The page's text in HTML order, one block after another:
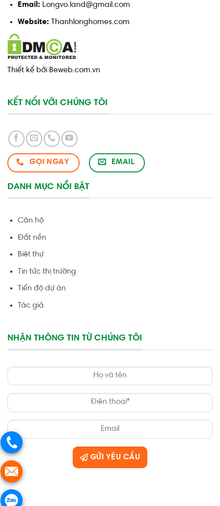
Email: Longvo.land@gmail.com
Website: Thanhlonghomes.com
Thiết kế bởi Beweb.com.vn
KẾT NỐI VỚI CHÚNG TÔI
GỌI NGAY EMAIL
DANH MỤC NỔI BẬT
Căn hộ
Đất nền
Biệt thự
Tin tức thị trường
Tiến độ dự án
Tác giả
NHẬN THÔNG TIN TỪ CHÚNG TÔI
GỬI YÊU CẦU